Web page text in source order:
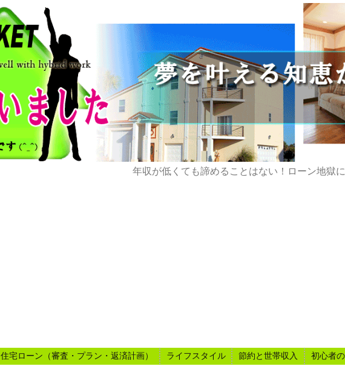
年収が低くても諦めることはない！ローン地獄
住宅ローン（審査・プラン・返済計画） ライフスタイル 節約と世帯収入 初心者